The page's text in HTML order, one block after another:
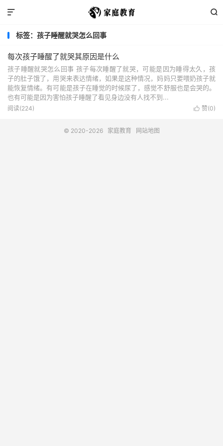


标签：孩子睡醒就哭怎么回事
每次孩子睡醒了就哭其原因是什么
孩子睡醒就哭怎么回事 孩子每次睡醒了就哭，可能是因为睡得太久，孩
子的肚子饿了，用哭来表达情绪，如果是这种情况，妈妈只要喂奶孩子就
能恢复情绪。有可能是孩子在睡觉的时候尿了，感觉不舒服也是会哭的。
也有可能是因为害怕孩子睡醒了看见身边没有人找不到...
 赞(0)
阅读(224)
© 2020-2026 家庭教育 网站地图